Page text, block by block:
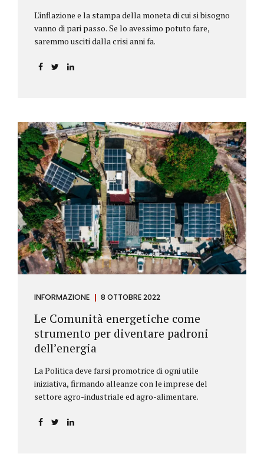
L'inflazione e la stampa della moneta di cui si bisogno
vanno di pari passo. Se lo avessimo potuto fare,
saremmo usciti dalla crisi anni fa.
INFORMAZIONE 8 OTTOBRE 2022
Le Comunità energetiche come
strumento per diventare padroni
dell’energia
La Politica deve farsi promotrice di ogni utile
iniziativa, firmando alleanze con le imprese del
settore agro-industriale ed agro-alimentare.